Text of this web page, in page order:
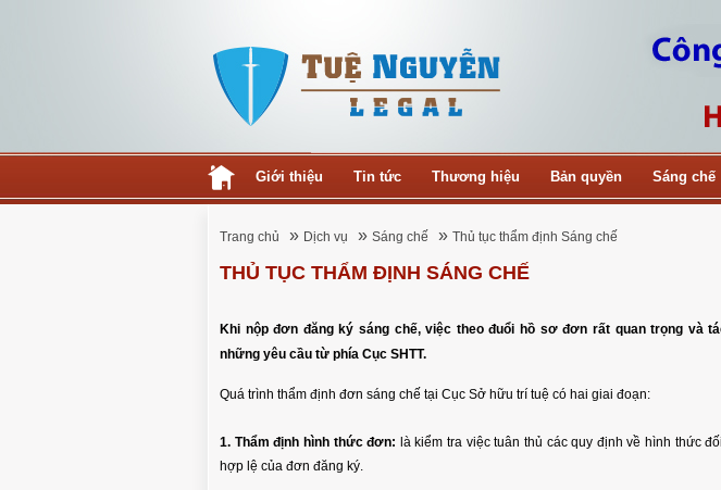
Giới thiệu Tin tức Thương hiệu Bản quyền Sáng chế
Trang chủ » Dịch vụ » Sáng chế » Thủ tục thẩm định Sáng chế
THỦ TỤC THẨM ĐỊNH SÁNG CHẾ
Khi nộp đơn đăng ký sáng chế, việc theo đuổi hồ sơ đơn rất quan trọng và
những yêu cầu từ phía Cục SHTT.
Quá trình thẩm định đơn sáng chế tại Cục Sở hữu trí tuệ có hai giai đoạn:
1. Thẩm định hình thức đơn: là kiểm tra việc tuân thủ các quy định về hình thức
hợp lệ của đơn đăng ký.